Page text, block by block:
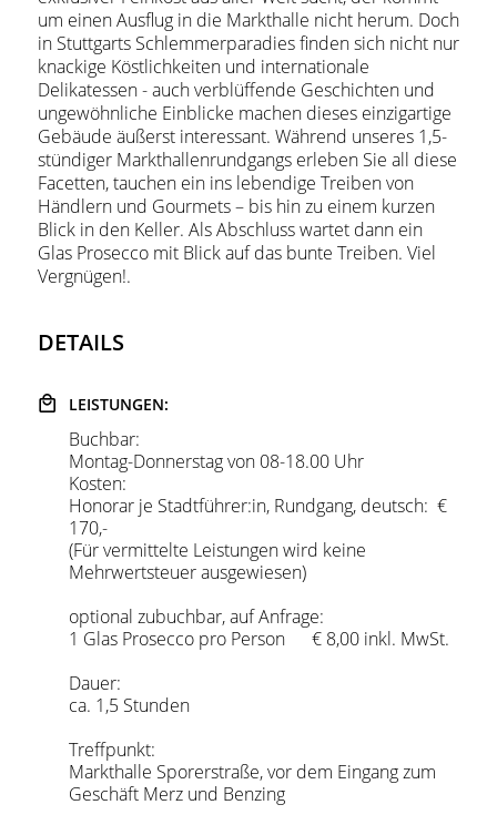
um einen Ausflug in die Markthalle nicht herum. Doch
in Stuttgarts Schlemmerparadies finden sich nicht nur
knackige Köstlichkeiten und internationale
Delikatessen - auch verblüffende Geschichten und
ungewöhnliche Einblicke machen dieses einzigartige
Gebäude äußerst interessant. Während unseres 1,5-
stündiger Markthallenrundgangs erleben Sie all diese
Facetten, tauchen ein ins lebendige Treiben von
Händlern und Gourmets – bis hin zu einem kurzen
Blick in den Keller. Als Abschluss wartet dann ein
Glas Prosecco mit Blick auf das bunte Treiben. Viel
Vergnügen!.
DETAILS
LEISTUNGEN:
Buchbar:
Montag-Donnerstag von 08-18.00 Uhr
Kosten:
Honorar je Stadtführer:in, Rundgang, deutsch: €
170,-
(Für vermittelte Leistungen wird keine
Mehrwertsteuer ausgewiesen)
optional zubuchbar, auf Anfrage:
1 Glas Prosecco pro Person € 8,00 inkl. MwSt.
Dauer:
ca. 1,5 Stunden
Treffpunkt:
Markthalle Sporerstraße, vor dem Eingang zum
Geschäft Merz und Benzing